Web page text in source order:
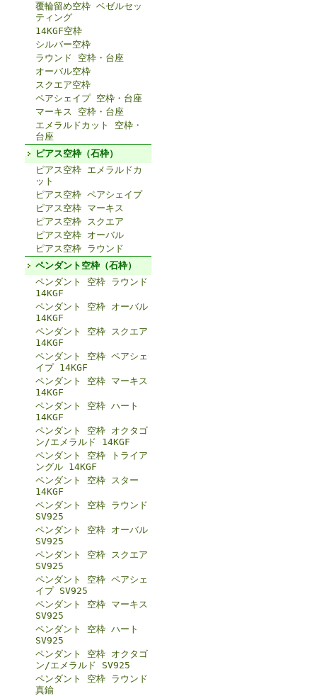
覆輪留め空枠 ベゼルセッ
ティング
14KGF空枠
シルバー空枠
ラウンド 空枠・台座
オーバル空枠
スクエア空枠
ペアシェイプ 空枠・台座
マーキス 空枠・台座
エメラルドカット 空枠・
台座
ピアス空枠（石枠）
ピアス空枠 エメラルドカ
ット
ピアス空枠 ペアシェイプ
ピアス空枠 マーキス
ピアス空枠 スクエア
ピアス空枠 オーバル
ピアス空枠 ラウンド
ペンダント空枠（石枠）
ペンダント 空枠 ラウンド
14KGF
ペンダント 空枠 オーバル
14KGF
ペンダント 空枠 スクエア
14KGF
ペンダント 空枠 ペアシェ
イプ 14KGF
ペンダント 空枠 マーキス
14KGF
ペンダント 空枠 ハート
14KGF
ペンダント 空枠 オクタゴ
ン/エメラルド 14KGF
ペンダント 空枠 トライア
ングル 14KGF
ペンダント 空枠 スター
14KGF
ペンダント 空枠 ラウンド
SV925
ペンダント 空枠 オーバル
SV925
ペンダント 空枠 スクエア
SV925
ペンダント 空枠 ペアシェ
イプ SV925
ペンダント 空枠 マーキス
SV925
ペンダント 空枠 ハート
SV925
ペンダント 空枠 オクタゴ
ン/エメラルド SV925
ペンダント 空枠 ラウンド
真鍮